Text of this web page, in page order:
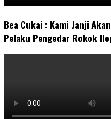
Bea Cukai : Kami Janji
Pelaku Pengedar Rokok